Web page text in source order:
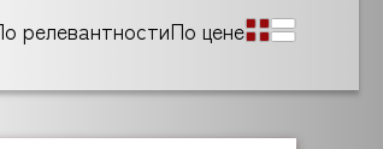
релевантностиПо цене